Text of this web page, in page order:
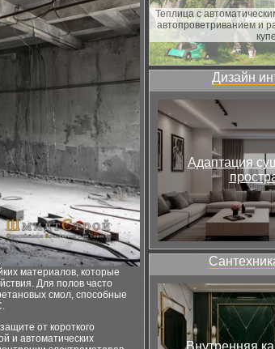
материалов, которые
Для полов часто
смол, способные
от короткого
и автоматических
Теплица с
автопроветриванием и
купе
Дизайн
Адаптация
Внутренняя